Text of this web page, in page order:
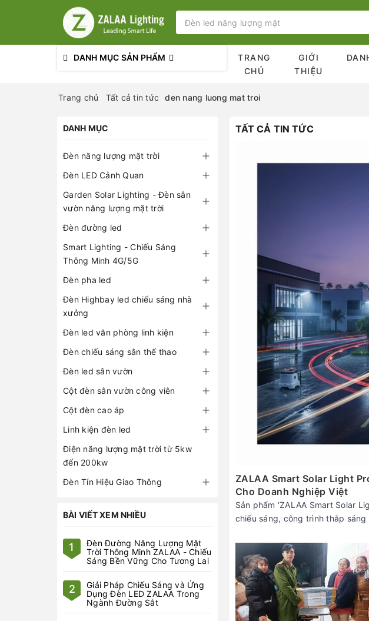
DANH MỤC SẢN PHẨM
TRANG
CHỦ
GIỚI
THIỆU
Trang chủ Tất cả tin tức den nang luong mat troi
TẤT CẢ TIN TỨC
ZALAA Smart Solar Light
Cho Doanh Nghiệp Việt
Sản phẩm ‘ZALAA Smart Solar
chiếu sáng, công trình thắp
DANH MỤC
Đèn năng lượng mặt trời
Đèn LED Cảnh Quan
Garden Solar Lighting - Đèn sân
vườn năng lượng mặt trời
Đèn đường led
Smart Lighting - Chiếu Sáng
Thông Minh 4G/5G
Đèn pha led
Đèn Highbay led chiếu sáng nhà
xưởng
Đèn led văn phòng linh kiện
Đèn chiếu sáng sân thể thao
Đèn led sân vườn
Cột đèn sân vườn công viên
Cột đèn cao áp
Linh kiện đèn led
Điện năng lượng mặt trời từ 5kw
đến 200kw
Đèn Tín Hiệu Giao Thông
BÀI VIẾT XEM NHIỀU
1
Đèn Đường Năng Lượng Mặt
Trời Thông Minh ZALAA - Chiếu
Sáng Bền Vững Cho Tương Lai
2
Giải Pháp Chiếu Sáng và Ứng
Dụng Đèn LED ZALAA Trong
Ngành Đường Sắt